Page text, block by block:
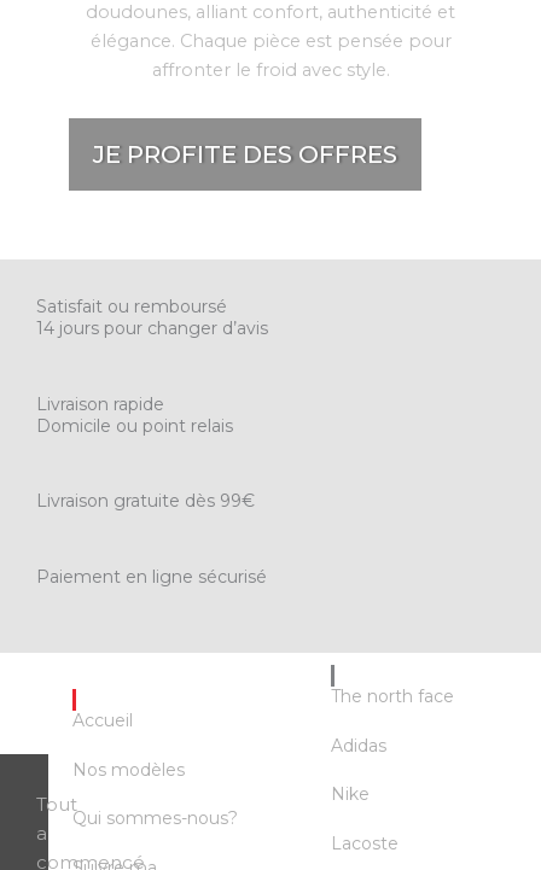
doudounes, alliant confort, authenticité et
élégance. Chaque pièce est pensée pour
affronter le froid avec style.
JE PROFITE DES OFFRES
Satisfait ou remboursé
14 jours pour changer d’avis
Livraison rapide
Domicile ou point relais
Livraison gratuite dès 99€
Paiement en ligne sécurisé
Tout
a
commencé
Accueil
Nos modèles
Qui sommes-nous?
The north face
Adidas
Nike
Lacoste